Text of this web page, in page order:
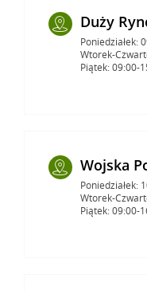
Duży
Poniedziałek:
Wtorek-
Piątek: 09:00-
Wojska
Poniedziałek:
Wtorek-
Piątek: 09:00-